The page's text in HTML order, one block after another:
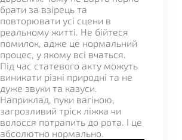
брати за взірець та
повторювати усі сцени в
реальному житті. Не бійтеся
помилок, адже це нормальний
процес, у якому всі вчаться.
Під час статевого акту можуть
виникати різні природні та не
дуже звуки та казуси.
Наприклад, пуки вагіною,
загрозливий тріск ліжка чи
волосся потрапить до рота. І це
абсолютно нормально.